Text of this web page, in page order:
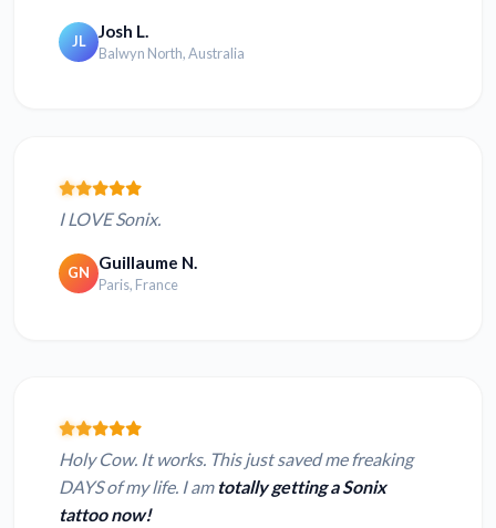
JL Josh L.
Balwyn North, Australia
I LOVE Sonix.
GN Guillaume N.
Paris, France
Holy Cow. It works. This just saved me freaking
DAYS of my life. I am totally getting a Sonix
tattoo now!